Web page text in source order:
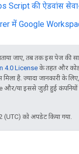
Script की ऐडवांस
में Google
जाए, तब तक इस पेज की
4.0 License के तहत और
है. ज़्यादा जानकारी के लिए,
या इससे जुड़ी हुई कंपनियों
(UTC) को अपडेट किया गया.